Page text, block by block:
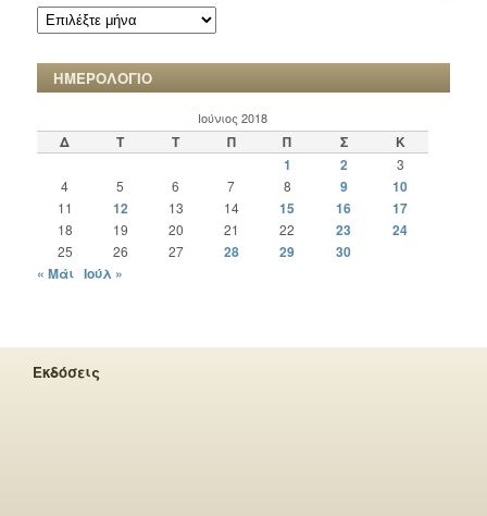
ΑΡΧΕΙΟ
ΧΡΟΝΙΚΩΝ
ΗΜΕΡΟΛΟΓΙΟ
Ιούνιος 2018
Δ Τ Τ Π Π Σ
Κ
1
2
3
4
5 6 7 8 9 10
11 12 13 14 15 16 17
18 19 20 21 22 23 24
25 26 27 28 29
30
« Μάι Ιούλ »
Εκδόσεις